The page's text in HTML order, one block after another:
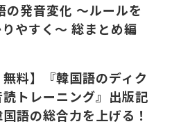
の発音変化 〜ルールを
やすく〜 総まとめ編
無料】『韓国語のディク
トレーニング』出版記
語の総合力を上げる！